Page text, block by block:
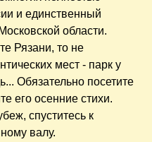
и единственный
области.
Рязани, то не
мест - парк у
Обязательно посетите
его осенние стихи.
спуститесь к
валу.